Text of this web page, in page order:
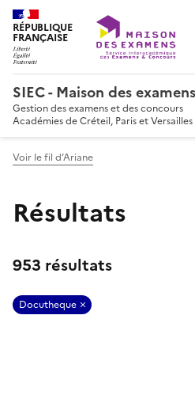
RÉPUBLIQUE
FRANÇAISE
SIEC - Maison des examens
Gestion des examens et des concours
Académies de Créteil, Paris et Versailles
Voir le fil d’Ariane
Résultats
953 résultats
Docutheque